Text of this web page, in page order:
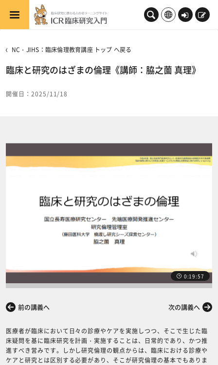
メインコンテンツへスキップする
ロ
新
NC・JIHS：臨床倫理教育講座 トップ へ戻る
臨床と研究のはざまの倫理《講師：脇之薗 真理》
開催日：2025/11/18
0:19:57
前の講義へ 次の講義へ
医療者が臨床において日々の診療やケアを実施しつつ、そこで生じた臨
床疑問を基に臨床研究を計画・実施することは、日常的であり、かつ推
進すべき営みです。しかし研究倫理の観点からは、臨床における診療や
ケアと研究とは区別する必要があり、そこが研究倫理の基本でもありま